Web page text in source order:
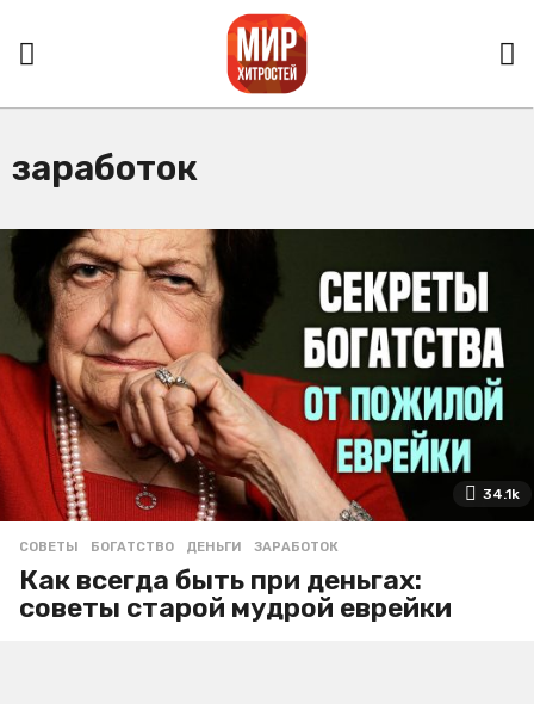
заработок
34.1k
СОВЕТЫ БОГАТСТВО ,ДЕНЬГИ ,ЗАРАБОТОК
Как всегда быть при деньгах:
советы старой мудрой еврейки